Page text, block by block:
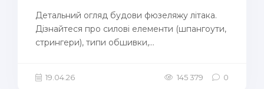
Детальний огляд будови фюзеляжу літака.
Дізнайтеся про силові елементи (шпангоути,
стрингери), типи обшивки,...
19.04.26 145 379 0